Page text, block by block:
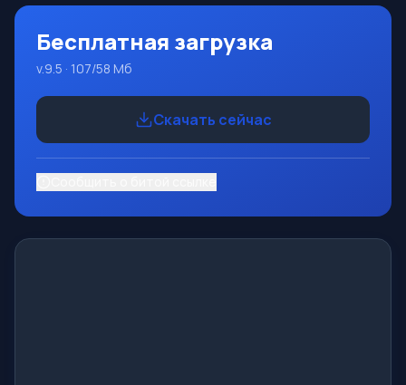
Бесплатная загрузка
v.9.5 · 107/58 Мб
Скачать сейчас